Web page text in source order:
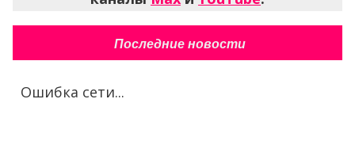
Последние новости
Ошибка сети...